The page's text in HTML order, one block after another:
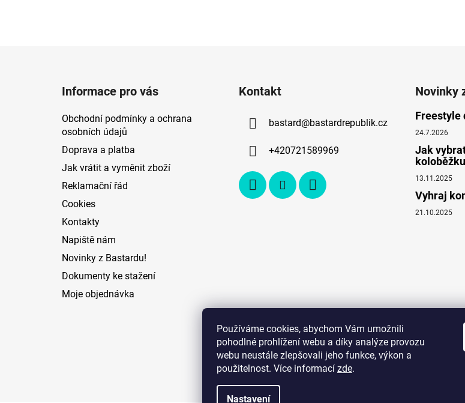
Používáme cookies, abychom Vám umožnili
pohodlné prohlížení webu a díky analýze provozu
webu neustále zlepšovali jeho funkce, výkon a
použitelnost. Více informací zde.
Nastavení
Informace pro vás
Obchodní podmínky a ochrana
osobních údajů
Doprava a platba
Jak vrátit a vyměnit zboží
Reklamační řád
Cookies
Kontakty
Napiště nám
Novinky z Bastardu!
Dokumenty ke stažení
Moje objednávka
Kontakt
bastard@bastardrepublik.cz
+420721589969
Novinky
Freestyle
24.7.2026
Jak
13.11.2025
Vyhraj
21.10.2025